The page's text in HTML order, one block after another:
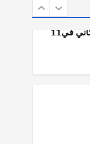
مكتب الإحصاءات الأسترالي (ABS)
يجري عملية التعداد السكاني في11